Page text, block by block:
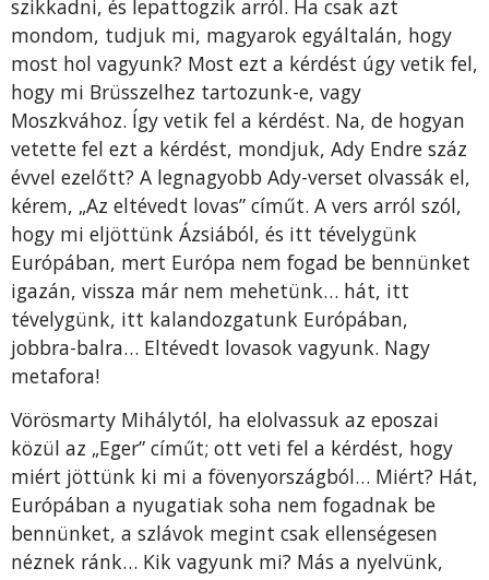
szikkadni, és lepattogzik arról. Ha csak azt
mondom, tudjuk mi, magyarok egyáltalán, hogy
most hol vagyunk? Most ezt a kérdést úgy vetik fel,
hogy mi Brüsszelhez tartozunk-e, vagy
Moszkvához. Így vetik fel a kérdést. Na, de hogyan
vetette fel ezt a kérdést, mondjuk, Ady Endre száz
évvel ezelőtt? A legnagyobb Ady-verset olvassák el,
kérem, „Az eltévedt lovas” címűt. A vers arról szól,
hogy mi eljöttünk Ázsiából, és itt tévelygünk
Európában, mert Európa nem fogad be bennünket
igazán, vissza már nem mehetünk… hát, itt
tévelygünk, itt kalandozgatunk Európában,
jobbra-balra… Eltévedt lovasok vagyunk. Nagy
metafora!
Vörösmarty Mihálytól, ha elolvassuk az eposzai
közül az „Eger” címűt; ott veti fel a kérdést, hogy
miért jöttünk ki mi a fövenyországból… Miért? Hát,
Európában a nyugatiak soha nem fogadnak be
bennünket, a szlávok megint csak ellenségesen
néznek ránk… Kik vagyunk mi? Más a nyelvünk,